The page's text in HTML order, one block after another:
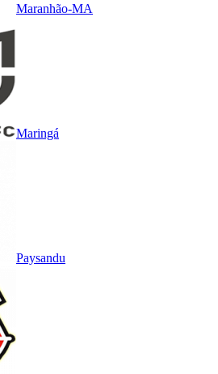
Maranhão-MA
Maringá
Paysandu